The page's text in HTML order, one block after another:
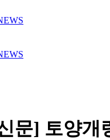
문] 토양개